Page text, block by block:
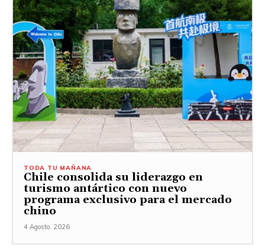
TODA TU MAÑANA
Chile consolida su liderazgo en
turismo antártico con nuevo
programa exclusivo para el mercado
chino
4 Agosto, 2026